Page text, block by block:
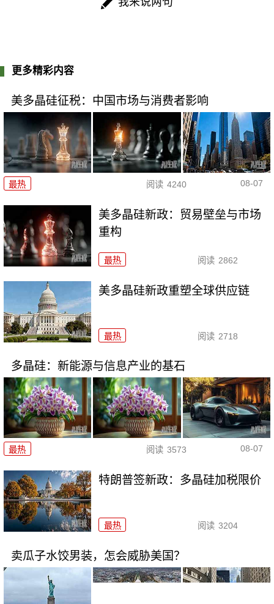
更多精彩内容
美多晶硅征税：中国市场与消费者影响
最热 阅读 4240 08-07
美多晶硅新政：贸易壁垒与市场
重构
最热 阅读 2862
美多晶硅新政重塑全球供应链
最热 阅读 2718
多晶硅：新能源与信息产业的基石
最热 阅读 3573 08-07
特朗普签新政：多晶硅加税限价
最热 阅读 3204
卖瓜子水饺男装，怎会威胁美国？